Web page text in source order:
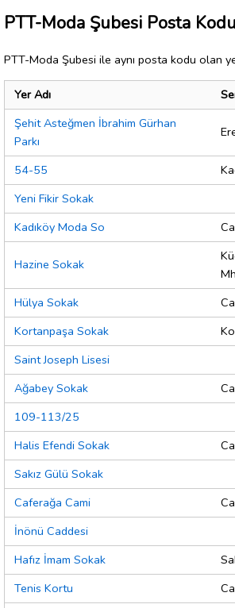
PTT-Moda Şubesi Posta
PTT-Moda Şubesi ile aynı posta kodu olan
Yer Adı
Şehit Asteğmen İbrahim Gürhan
Parkı
54-55
Yeni Fikir Sokak
Kadıköy Moda So
Hazine Sokak
Hülya Sokak
Kortanpaşa Sokak
Saint Joseph Lisesi
Ağabey Sokak
109-113/25
Halis Efendi Sokak
Sakız Gülü Sokak
Caferağa Cami
İnönü Caddesi
Hafız İmam Sokak
Tenis Kortu